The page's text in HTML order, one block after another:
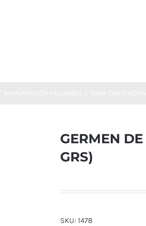
GERMEN
GRS)
SKU: 1478